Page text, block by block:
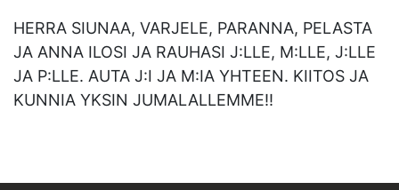
HERRA SIUNAA, VARJELE, PARANNA, PELASTA
JA ANNA ILOSI JA RAUHASI J:LLE, M:LLE, J:LLE
JA P:LLE. AUTA J:I JA M:IA YHTEEN. KIITOS JA
KUNNIA YKSIN JUMALALLEMME!!